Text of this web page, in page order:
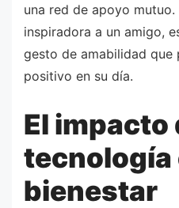
una red de apoyo
inspiradora a un amigo,
gesto de amabilidad que
positivo en su día.
El impacto
tecnología
bienestar